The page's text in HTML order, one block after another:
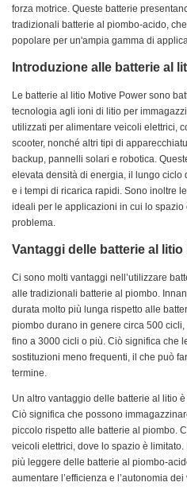
forza motrice. Queste batterie
tradizionali batterie al piombo-acido,
popolare per un'ampia gamma di
Introduzione alle batterie al
Le batterie al litio Motive Power sono
tecnologia agli ioni di litio per
utilizzati per alimentare veicoli elettrici,
scooter, nonché altri tipi di
backup, pannelli solari e robotica.
elevata densità di energia, il lungo ciclo
e i tempi di ricarica rapidi. Sono inoltre
ideali per le applicazioni in cui lo spazio
problema.
Vantaggi delle batterie al litio
Ci sono molti vantaggi nell’utilizzare
alle tradizionali batterie al piombo.
durata molto più lunga rispetto alle
piombo durano in genere circa 500
fino a 3000 cicli o più. Ciò significa che
sostituzioni meno frequenti, il che può
termine.
Un altro vantaggio delle batterie al litio
Ciò significa che possono
piccolo rispetto alle batterie al piombo.
veicoli elettrici, dove lo spazio è
più leggere delle batterie al piombo-
aumentare l’efficienza e l’autonomia